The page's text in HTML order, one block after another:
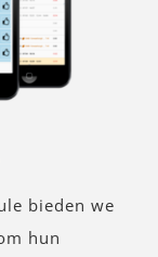
bieden we
hun